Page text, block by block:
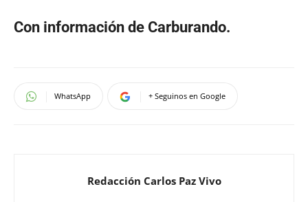
Con información de Carburando.
WhatsApp + Seguinos en Google
Redacción Carlos Paz Vivo